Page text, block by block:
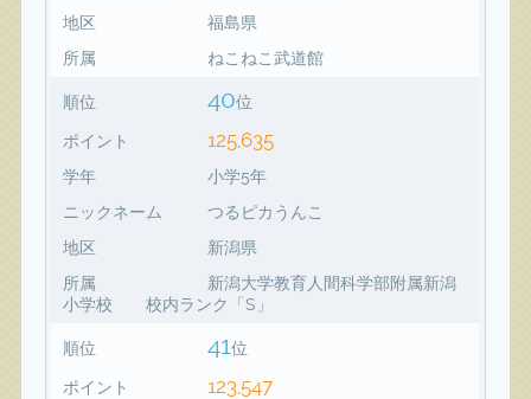
地区
福島県
所属
ねこねこ武道館
順位 40位
ポイント 125,635
学年
小学5年
ニックネーム
つるピカうんこ
地区
新潟県
所属
新潟大学教育人間科学部附属新潟
小学校 校内ランク「S」
順位 41位
ポイント 123,547